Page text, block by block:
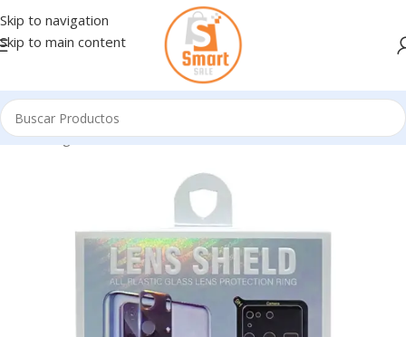
Skip to navigation
Skip to main content
Inicio/Ingresando